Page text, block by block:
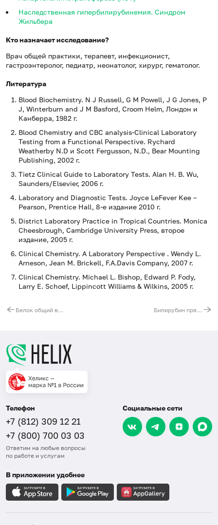
Наследственная гипербилирубинемия. Синдром
Жильбера
Кто назначает исследование?
Врач общей практики, терапевт, инфекционист,
гастроэнтеролог, педиатр, неонатолог, хирург, гематолог.
Литература
Blood Biochemistry. N J Russell, G M Powell, J G Jones, P
J, Winterburn and J M Basford, Croom Helm, Лондон и
Канберра, 1982 г.
Blood Chemistry and CBC analysis-Clinical Laboratory
Testing from a Functional Perspective. Rychard
Weatherby N.D и Scott Fergusson, N.D., Bear Mounting
Publishing, 2002 г.
Tietz Clinical Guide to Laboratory Tests. Alan H. B. Wu,
Saunders/Elsevier, 2006 г.
Laboratory and Diagnostic Tests. Joyce LeFever Kee –
Pearson, Prentice Hall, 8-е издание 2010 г.
District Laboratory Practice in Tropical Countries. Monica
Cheesbrough, Cambridge University Press, второе
издание, 2005 г.
Clinical Chemistry. A Laboratory Perspective . Wendy L.
Arneson, Jean M. Brickell, F.A.Davis Company, 2007 г.
Clinical Chemistry. Michael L. Bishop, Edward P. Fody,
Larry E. Schoef, Lippincott Williams & Wilkins, 2005 г.
Белок общий в сыворотке Билирубин прямой
Телефон
+7 (812) 309 12 21
+7 (800) 700 03 03
Ответим на любые вопросы
по работе и услугам
Социальные сети
В приложении удобнее